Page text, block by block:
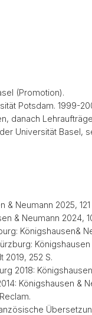
(Promotion).
Potsdam. 1999-
danach
Universität Basel,
Neumann 2025, 121
& Neumann 2024,
Königshausen&
Königshausen
2019, 252 S.
2018:
Königshausen &